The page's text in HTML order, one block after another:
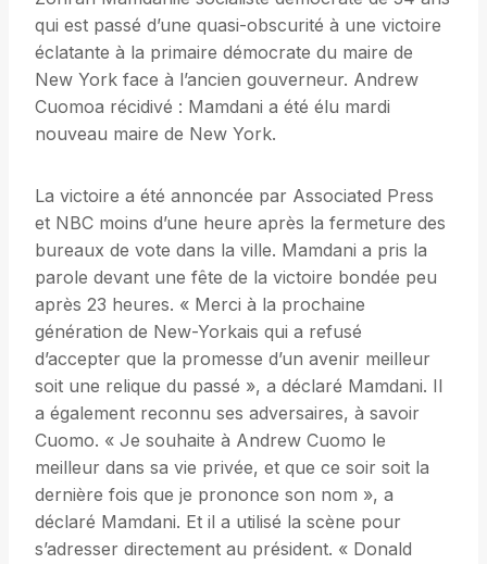
qui est passé d’une quasi-obscurité à une victoire
éclatante à la primaire démocrate du maire de
New York face à l’ancien gouverneur. Andrew
Cuomoa récidivé : Mamdani a été élu mardi
nouveau maire de New York.
La victoire a été annoncée par Associated Press
et NBC moins d’une heure après la fermeture des
bureaux de vote dans la ville. Mamdani a pris la
parole devant une fête de la victoire bondée peu
après 23 heures. « Merci à la prochaine
génération de New-Yorkais qui a refusé
d’accepter que la promesse d’un avenir meilleur
soit une relique du passé », a déclaré Mamdani. Il
a également reconnu ses adversaires, à savoir
Cuomo. « Je souhaite à Andrew Cuomo le
meilleur dans sa vie privée, et que ce soir soit la
dernière fois que je prononce son nom », a
déclaré Mamdani. Et il a utilisé la scène pour
s’adresser directement au président. « Donald